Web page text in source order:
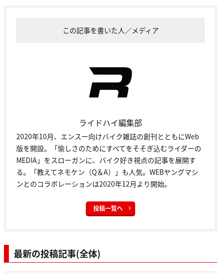
この記事を書いた人／メディア
ライドハイ編集部
2020年10月、エンスー向けバイク雑誌の創刊とともにWeb
版を開設。「愉しさのためにすべてをそそぎ込むライダーの
MEDIA」をスローガンに、バイク好き視点の記事を展開す
る。「教えてネモケン（Q＆A）」も人気。WEBヤングマシ
ンとのコラボレーションは2020年12月より開始。
投稿一覧へ
最新の投稿記事(全体)